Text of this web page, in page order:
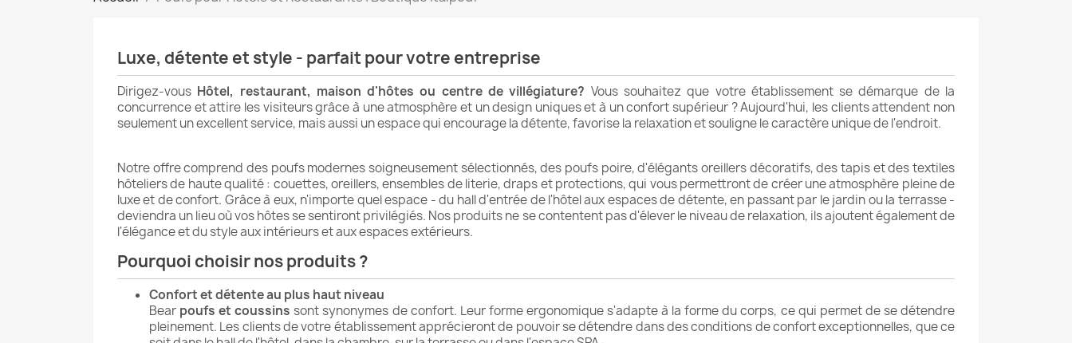
Luxe, détente et style - parfait pour votre entreprise
Dirigez-vous Hôtel, restaurant, maison d'hôtes ou centre de villégiature? Vous souhaitez que votre établissement se démarque de la
concurrence et attire les visiteurs grâce à une atmosphère et un design uniques et à un confort supérieur ? Aujourd'hui, les clients attendent non
seulement un excellent service, mais aussi un espace qui encourage la détente, favorise la relaxation et souligne le caractère unique de l'endroit.
Notre offre comprend des poufs modernes soigneusement sélectionnés, des poufs poire, d'élégants oreillers décoratifs, des tapis et des textiles
hôteliers de haute qualité : couettes, oreillers, ensembles de literie, draps et protections, qui vous permettront de créer une atmosphère pleine de
luxe et de confort. Grâce à eux, n'importe quel espace - du hall d'entrée de l'hôtel aux espaces de détente, en passant par le jardin ou la terrasse -
deviendra un lieu où vos hôtes se sentiront privilégiés. Nos produits ne se contentent pas d'élever le niveau de relaxation, ils ajoutent également de
l'élégance et du style aux intérieurs et aux espaces extérieurs.
Pourquoi choisir nos produits ?
Confort et détente au plus haut niveau
Bear poufs et coussins sont synonymes de confort. Leur forme ergonomique s'adapte à la forme du corps, ce qui permet de se détendre
pleinement. Les clients de votre établissement apprécieront de pouvoir se détendre dans des conditions de confort exceptionnelles, que ce